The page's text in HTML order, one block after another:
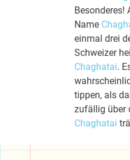
Besonderes!
Name
einmal drei
Schweizer
Chaghatai.
tippen, als
zufällig über
Chaghatai